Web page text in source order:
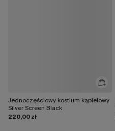
Jednoczęściowy kostium kąpielowy
Silver Screen Black
220,00 zł